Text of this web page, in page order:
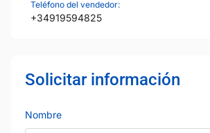
Teléfono del vendedor:
+34919594825
Solicitar información
Nombre